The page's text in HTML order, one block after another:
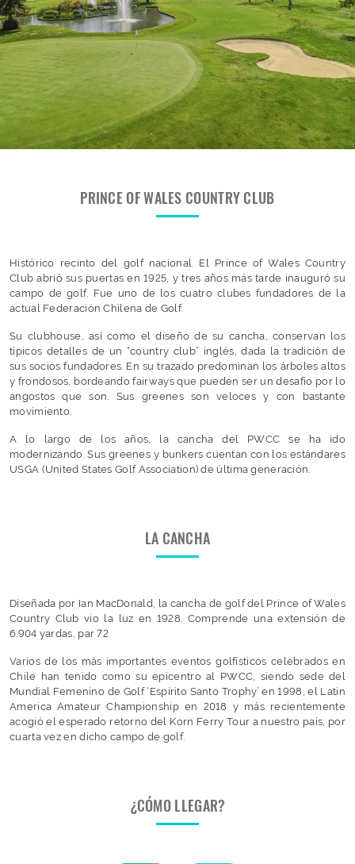
PRINCE OF WALES COUNTRY CLUB
Histórico recinto del golf nacional. El Prince of Wales Country
Club abrió sus puertas en 1925, y tres años más tarde inauguró su
campo de golf. Fue uno de los cuatro clubes fundadores de la
actual Federación Chilena de Golf.
Su clubhouse, así como el diseño de su cancha, conservan los
típicos detalles de un “country club” inglés, dada la tradición de
sus socios fundadores. En su trazado predominan los árboles altos
y frondosos, bordeando fairways que pueden ser un desafío por lo
angostos que son. Sus greenes son veloces y con bastante
movimiento.
A lo largo de los años, la cancha del PWCC se ha ido
modernizando. Sus greenes y bunkers cuentan con los estándares
USGA (United States Golf Association) de última generación.
LA CANCHA
Diseñada por Ian MacDonald, la cancha de golf del Prince of Wales
Country Club vio la luz en 1928. Comprende una extensión de
6.904 yardas, par 72.
Varios de los más importantes eventos golfísticos celebrados en
Chile han tenido como su epicentro al PWCC, siendo sede del
Mundial Femenino de Golf ‘Espirito Santo Trophy’ en 1998, el Latin
America Amateur Championship en 2018 y más recientemente
acogió el esperado retorno del Korn Ferry Tour a nuestro país, por
cuarta vez en dicho campo de golf.
¿CÓMO LLEGAR?